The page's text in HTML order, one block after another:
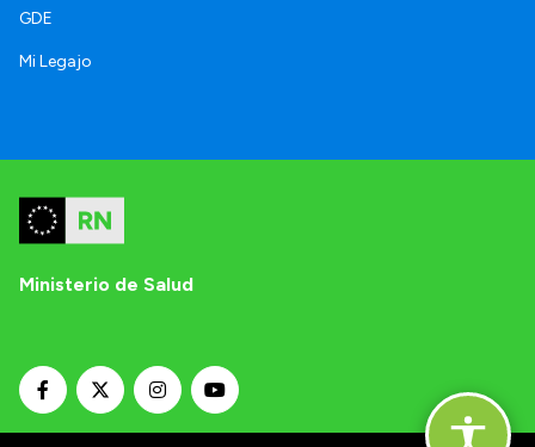
GDE
Mi Legajo
Ministerio de Salud